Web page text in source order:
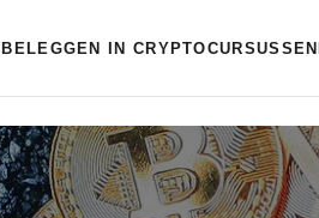
BELEGGEN IN CRYPTOCURSUSSEN